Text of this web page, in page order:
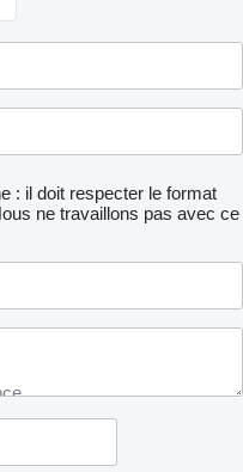
: il doit respecter le format
ne travaillons pas avec ce